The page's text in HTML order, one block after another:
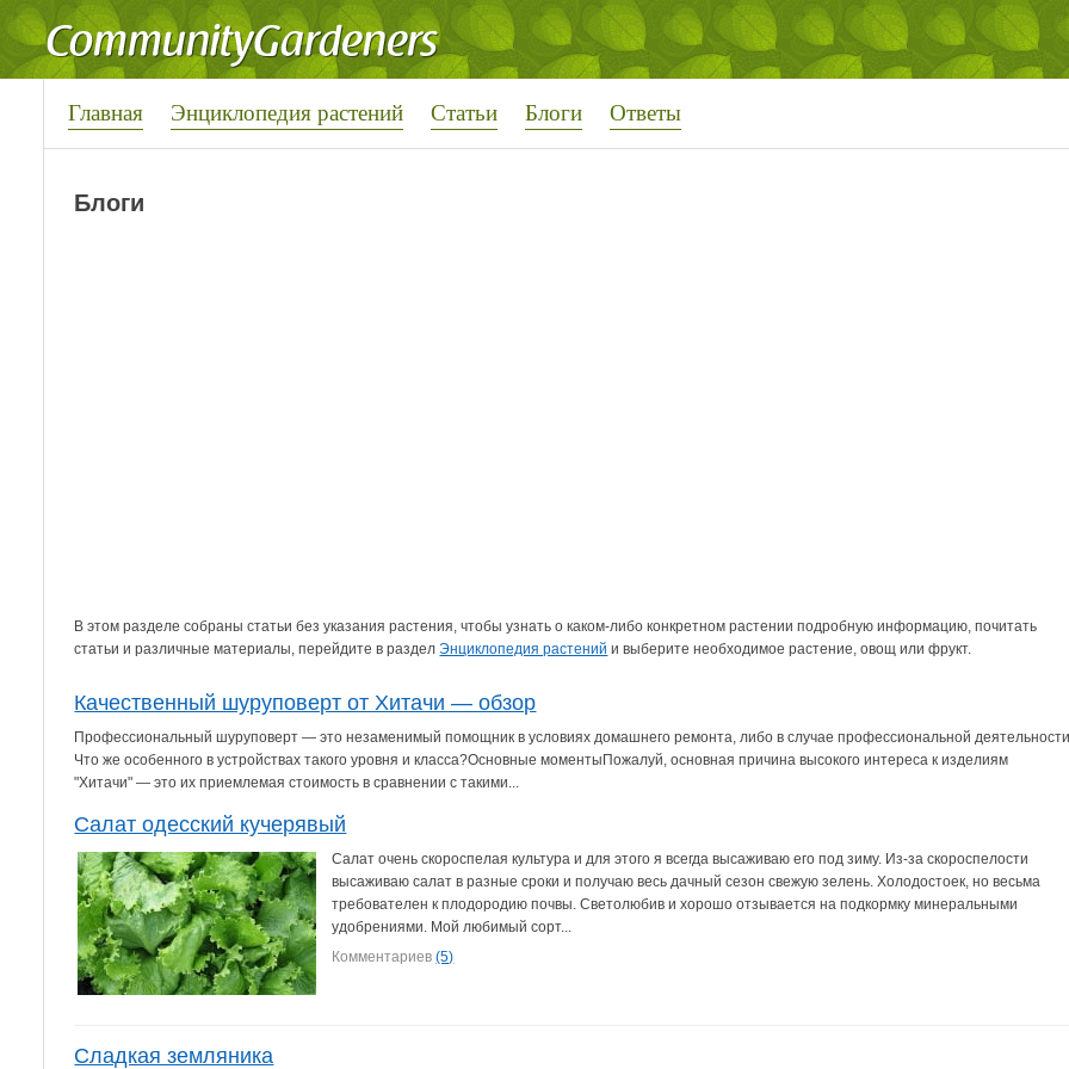
Главная Энциклопедия растений Статьи Блоги Ответы
Блоги
В этом разделе собраны статьи без указания растения, чтобы узнать о каком-либо конкретном растении подробную информацию, почитать
статьи и различные материалы, перейдите в разделЭнциклопедия растений и выберите необходимое растение, овощ или фрукт.
Качественный шуруповерт от Хитачи — обзор
Профессиональный шуруповерт — это незаменимый помощник в условиях домашнего ремонта, либо в случае профессиональной
Что же особенного в устройствах такого уровня и класса?Основные моментыПожалуй, основная причина высокого интереса к изделиям
"Хитачи" — это их приемлемая стоимость в сравнении с такими...
Салат одесский кучерявый
Салат очень скороспелая культура и для этого я всегда высаживаю его под зиму. Из-за скороспелости
высаживаю салат в разные сроки и получаю весь дачный сезон свежую зелень. Холодостоек, но весьма
требователен к плодородию почвы. Светолюбив и хорошо отзывается на подкормку минеральными
удобрениями. Мой любимый сорт...
Комментариев(5)
Сладкая земляника